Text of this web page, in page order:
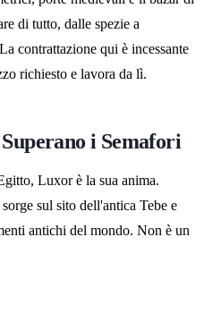
di tutto, dalle spezie a
contrattazione qui è incessante
richiesto e lavora da lì.
i Semafori
Luxor è la sua anima.
sul sito dell'antica Tebe e
antichi del mondo. Non è un